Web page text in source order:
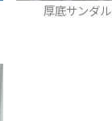
厚底サンダル